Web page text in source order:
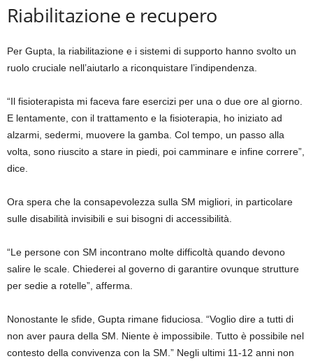
Riabilitazione e recupero
Per Gupta, la riabilitazione e i sistemi di supporto hanno svolto un
ruolo cruciale nell’aiutarlo a riconquistare l’indipendenza.
“Il fisioterapista mi faceva fare esercizi per una o due ore al giorno.
E lentamente, con il trattamento e la fisioterapia, ho iniziato ad
alzarmi, sedermi, muovere la gamba. Col tempo, un passo alla
volta, sono riuscito a stare in piedi, poi camminare e infine correre”,
dice.
Ora spera che la consapevolezza sulla SM migliori, in particolare
sulle disabilità invisibili e sui bisogni di accessibilità.
“Le persone con SM incontrano molte difficoltà quando devono
salire le scale. Chiederei al governo di garantire ovunque strutture
per sedie a rotelle”, afferma.
Nonostante le sfide, Gupta rimane fiduciosa. “Voglio dire a tutti di
non aver paura della SM. Niente è impossibile. Tutto è possibile nel
contesto della convivenza con la SM.” Negli ultimi 11-12 anni non